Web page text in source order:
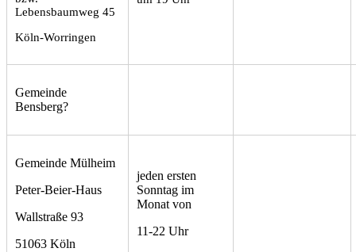
Lebensbaumweg 45
Köln-Worringen
Gemeinde
Bensberg?
Gemeinde Mülheim
Peter-Beier-Haus
Wallstraße 93
51063 Köln
jeden ersten
Sonntag im
Monat von
11-22 Uhr